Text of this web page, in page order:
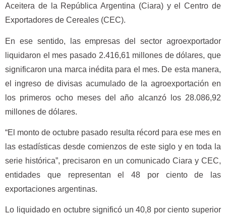
Aceitera de la República Argentina (Ciara) y el Centro de
Exportadores de Cereales (CEC).
En ese sentido, las empresas del sector agroexportador
liquidaron el mes pasado 2.416,61 millones de dólares, que
significaron una marca inédita para el mes. De esta manera,
el ingreso de divisas acumulado de la agroexportación en
los primeros ocho meses del año alcanzó los 28.086,92
millones de dólares.
“El monto de octubre pasado resulta récord para ese mes en
las estadísticas desde comienzos de este siglo y en toda la
serie histórica”, precisaron en un comunicado Ciara y CEC,
entidades que representan el 48 por ciento de las
exportaciones argentinas.
Lo liquidado en octubre significó un 40,8 por ciento superior